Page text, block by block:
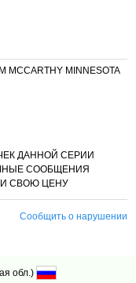
MCCARTHY MINNESOTA
ДАННОЙ СЕРИИ
СООБЩЕНИЯ
СВОЮ ЦЕНУ
Сообщить о нарушении
обл.)